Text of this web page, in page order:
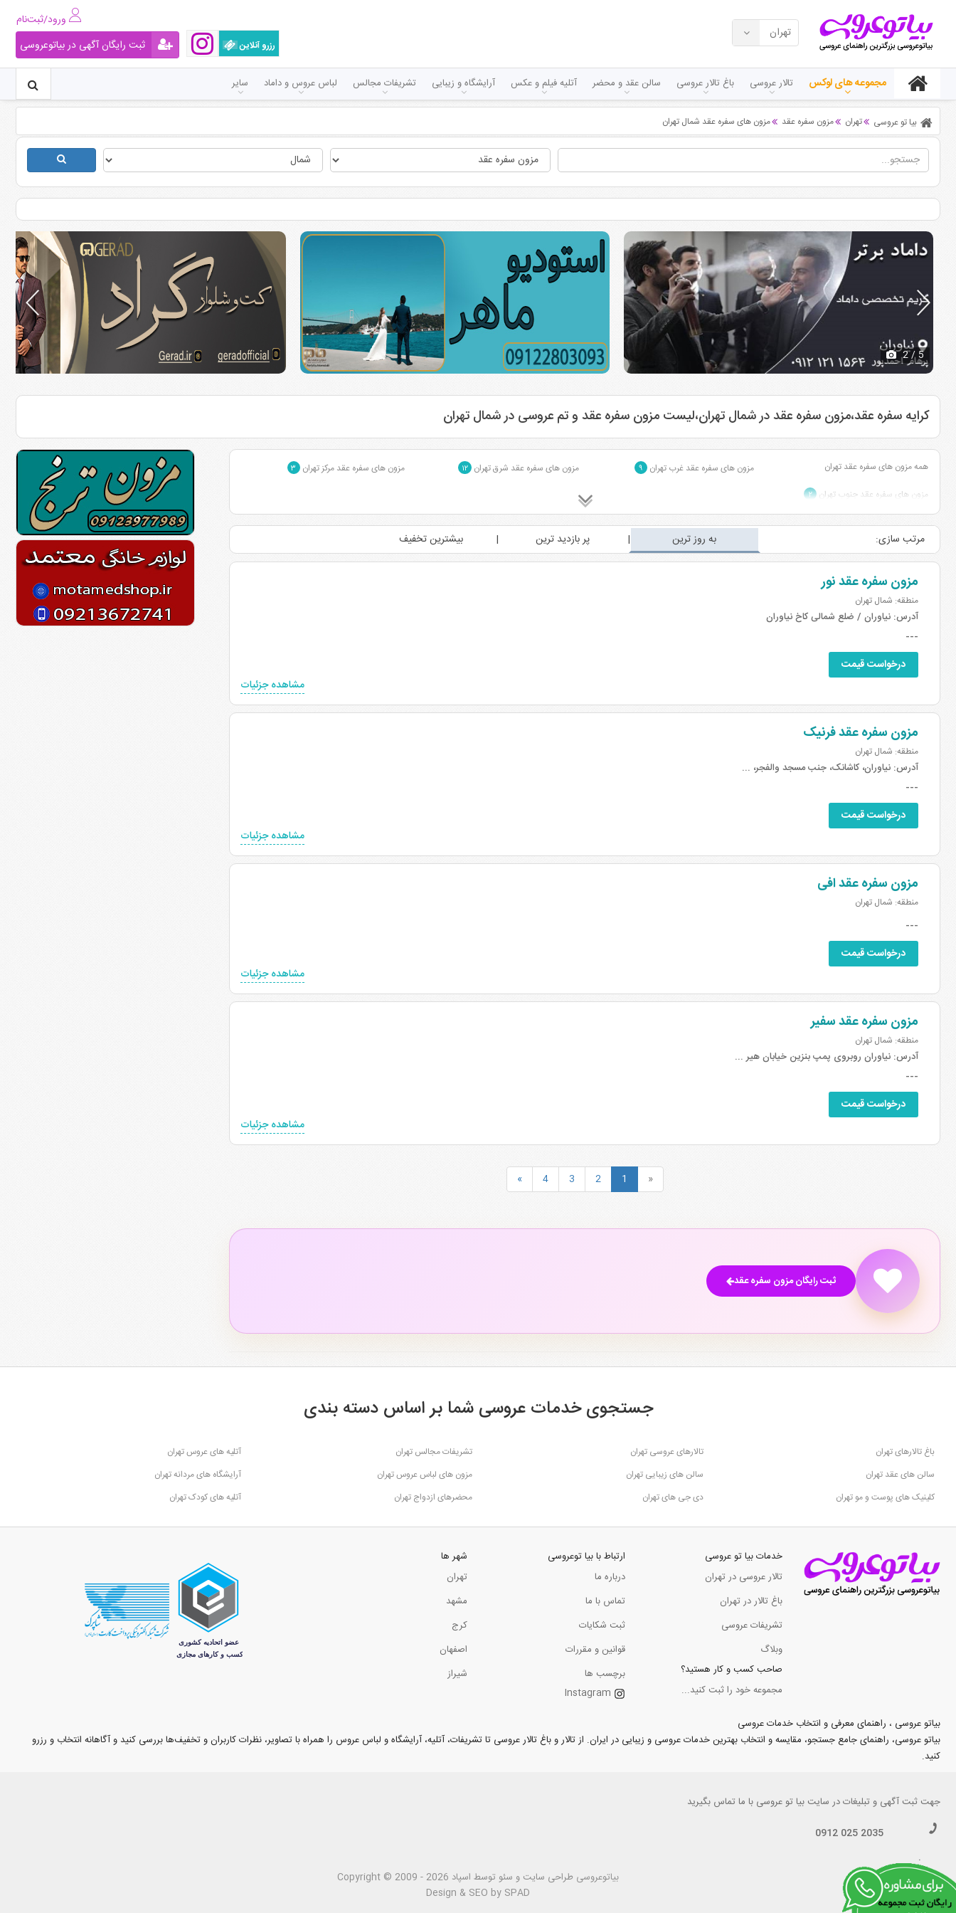
تهران
رزرو آنلاین
ثبت رایگان آگهی در بیاتوعروسی
مجموعه های لوکس تالار عروسی باغ تالار عروسی سالن عقد و محضر آتلیه فیلم و عکس آرایشگاه و زیبایی تشریفات مجالس لباس عروس و داماد سایر
بیا تو عروسی تهران مزون سفره عقد مزون های سفره عقد شمال تهران
2/ 5
کرایه سفره عقد،مزون سفره عقد در شمال تهران،لیست مزون سفره عقد و تم عروسی در شمال تهران
همه مزون های سفره عقد تهران مزون های سفره عقد غرب تهران ۹ مزون های سفره عقد شرق تهران ۱۲ مزون های سفره عقد مرکز تهران ۳
مزون های سفره عقد جنوب تهران ۲
مرتب سازی: به روز ترین پر بازدید ترین بیشترین تخفیف
مزون سفره عقد نور
منطقه: شمال تهران
آدرس: نیاوران / ضلع شمالی کاخ نیاوران
---
درخواست قیمت
مشاهده جزئیات
مزون سفره عقد فرنیک
منطقه: شمال تهران
آدرس: نیاوران، کاشانک، جنب مسجد والفجر، ...
---
درخواست قیمت
مشاهده جزئیات
مزون سفره عقد افی
منطقه: شمال تهران
---
درخواست قیمت
مشاهده جزئیات
مزون سفره عقد سفیر
منطقه: شمال تهران
آدرس: نیاوران روبروی پمپ بنزین خیابان هیر ...
---
درخواست قیمت
مشاهده جزئیات
«
1
2
3
4
»
ثبت رایگان مزون سفره عقد
جستجوی خدمات عروسی شما بر اساس دسته بندی
باغ تالارهای تهران تالارهای عروسی تهران تشریفات مجالس تهران
آتلیه های عروس تهران
سالن های عقد تهران
سالن های زیبایی تهران مزون های لباس عروس تهران
آرایشگاه های مردانه تهران
کلینیک های پوست و مو تهران
دی جی های تهران محضرهای ازدواج تهران آتلیه های کودک تهران
خدمات بیا تو عروسی
تالار عروسی در تهران
باغ تالار در تهران
تشریفات عروسی
وبلاگ
صاحب کسب و کار هستید؟
مجموعه خود را ثبت کنید...
ارتباط با بیا توعروسی
درباره ما
تماس با ما
ثبت شکایات
قوانین و مقررات
برچسب ها
Instagram
شهر ها
تهران
مشهد
کرج
اصفهان
شیراز
بیاتو عروسی ، راهنمای معرفی و انتخاب خدمات عروسی
بیاتو عروسی، راهنمای جامع جستجو، مقایسه و انتخاب بهترین خدمات عروسی و زیبایی در ایران. از تالار و باغ تالار عروسی تا تشریفات، آتلیه، آرایشگاه و لباس عروس را همراه با تصاویر، نظرات کاربران و تخفیف‌ها بررسی کنید و آگاهانه انتخاب و رزرو
کنید.
جهت ثبت آگهی و تبلیغاتدر سایت بیا تو عروسی با ما تماس بگیرید
0912 025 2035
.
بیاتوعروسی Copyright © 2009 - 2026 طراحی سايت و سئو توسط اسپاد
Design & SEO by SPAD